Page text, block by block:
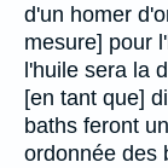
d'un homer
mesure] pour
l'huile sera la
[en tant que]
baths feront
ordonnée des